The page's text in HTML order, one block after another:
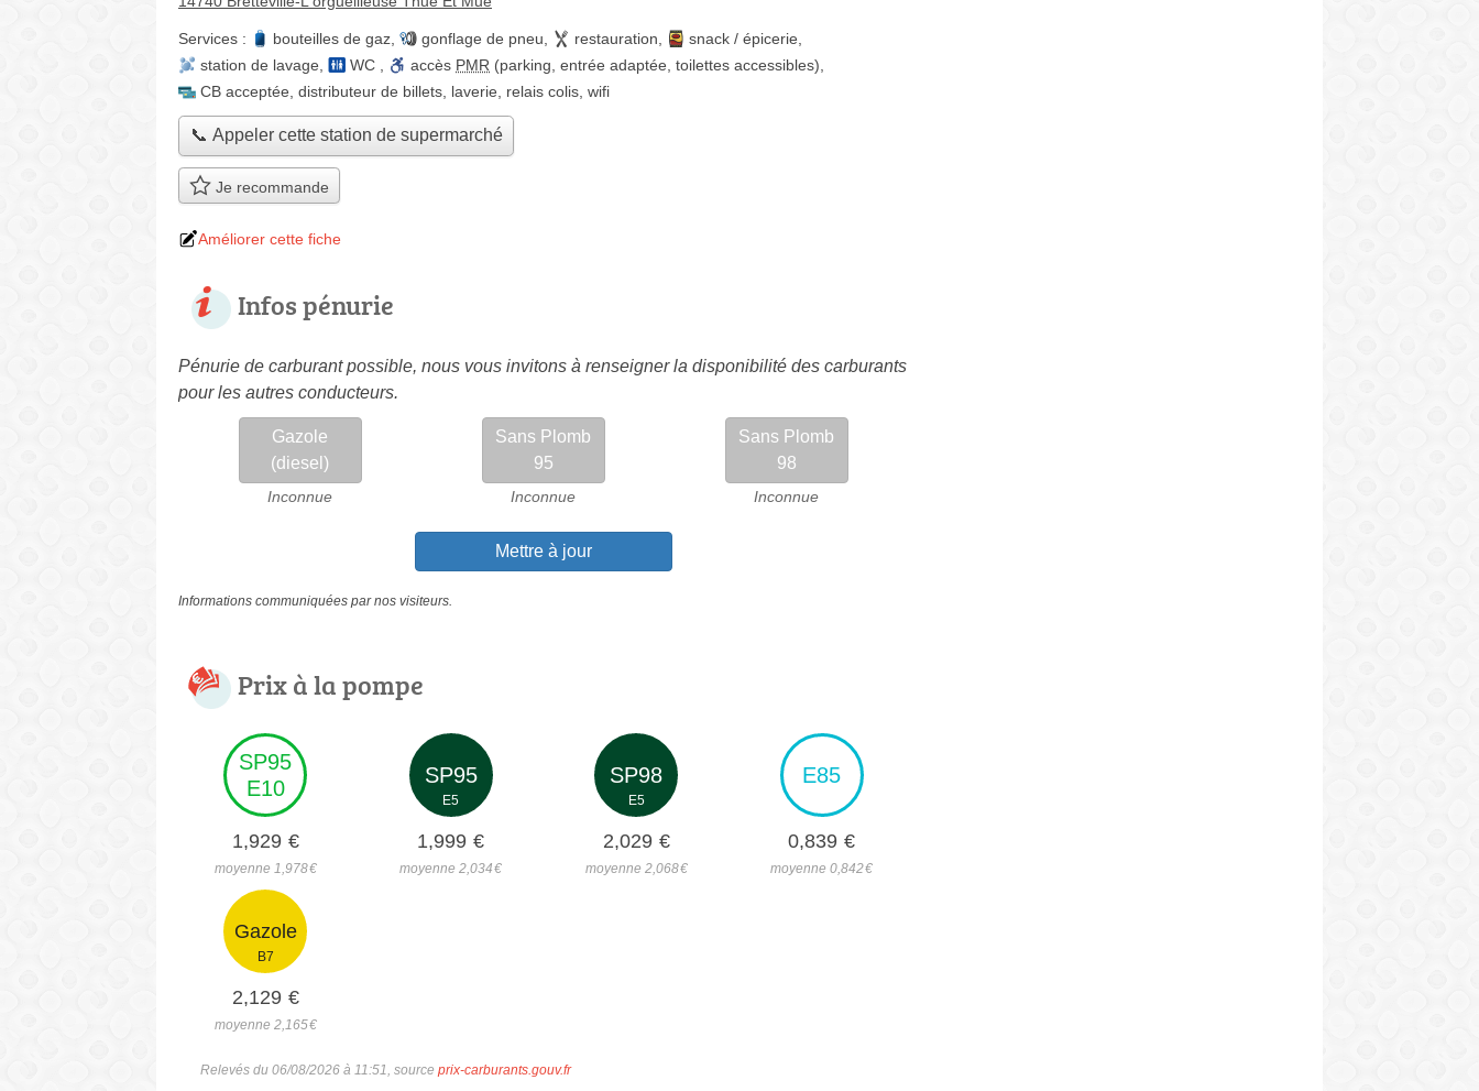
Services : bouteilles de gaz gonflage de pneu restauration snack / épicerie
station de lavage
WC accès PMR (parking, entrée adaptée, toilettes accessibles)
CB acceptée distributeur de billets laverie relais colis wifi
📞 Appeler cette station de supermarché
Je recommande
Améliorer cette fiche
Infos pénurie
Pénurie de carburant possible, nous vous invitons à renseigner la disponibilité des carburants
pour les autres conducteurs.
Gazole
(diesel)
Inconnue
Sans Plomb
95
Inconnue
Sans Plomb
98
Inconnue
Mettre à jour
Informations communiquées par nos visiteurs.
Prix à la pompe
SP95
E10
1,929 €
moyenne 1,978€
SP95
E5
1,999 €
moyenne 2,034€
SP98
E5
2,029 €
moyenne 2,068€
E85
0,839 €
moyenne 0,842€
Gazole
B7
2,129 €
moyenne 2,165€
Relevés du 06/08/2026 à 11:51, source prix-carburants.gouv.fr